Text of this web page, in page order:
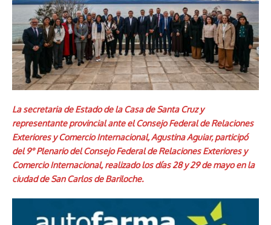
La secretaria de Estado de la Casa de Santa Cruz y
representante provincial ante el Consejo Federal de Relaciones
Exteriores y Comercio Internacional, Agustina Aguiar, participó
del 9° Plenario del Consejo Federal de Relaciones Exteriores y
Comercio Internacional, realizado los días 28 y 29 de mayo en la
ciudad de San Carlos de Bariloche.